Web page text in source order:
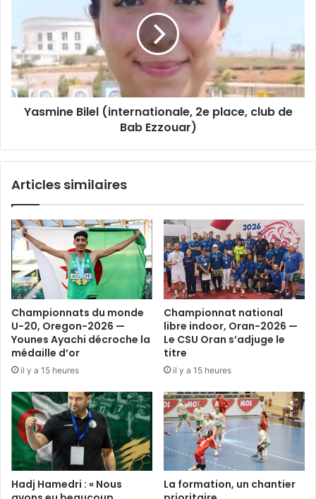
2e
club
de
Bab
Ezzouar)
Yasmine Bilel (internationale, 2e place, club de
Bab Ezzouar)
Articles similaires
Championnats du monde
U-20, Oregon-2026 —
Younes Ayachi décroche la
médaille d’or
il y a 15 heures
Championnat national
libre indoor, Oran-2026 —
Le CSU Oran s’adjuge le
titre
il y a 15 heures
Hadj Hamedri : « Nous
La formation, un chantier